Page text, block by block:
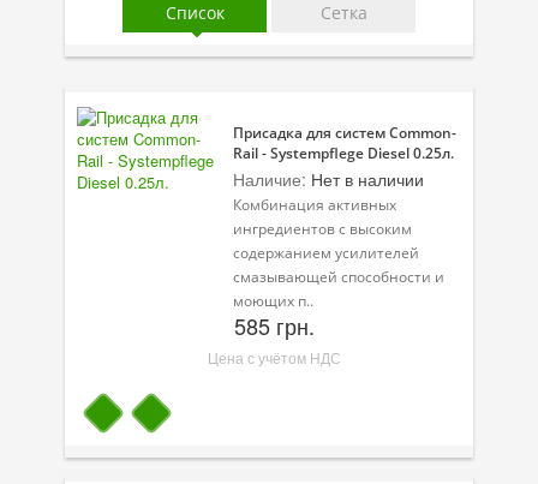
Присадки в системы охлаждения
Автокосметика
Трансмиссионные масла
Сервисные продукты
Клеи и герметики
Профи-серия
Уход за кондиционером
Список Сетка
Присадка для систем Common-
Rail - Systempflege Diesel 0.25л.
Наличие: Нет в наличии
Комбинация активных
ингредиентов с высоким
содержанием усилителей
смазывающей способности и
моющих п..
585 грн.
Цена с учётом НДС